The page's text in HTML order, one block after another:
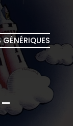
GÉNÉRIQUES